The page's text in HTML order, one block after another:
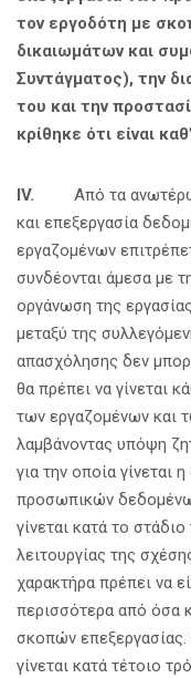
τον εργοδότη με
δικαιωμάτων και
Συντάγματος), την
του και την
κρίθηκε ότι είναι
IV. Από τα ανωτέρω
και επεξεργασία
εργαζομένων
συνδέονται άμεσα με
οργάνωση της
μεταξύ της
απασχόλησης δεν
θα πρέπει να γίνεται
των εργαζομένων και
λαμβάνοντας υπόψη
για την οποία γίνεται
προσωπικών
γίνεται κατά το
λειτουργίας της
χαρακτήρα πρέπει να
περισσότερα από όσα
σκοπών επεξεργασίας.
γίνεται κατά τέτοιο